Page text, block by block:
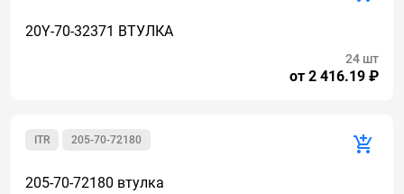
20Y-70-32371 ВТУЛКА
от 2 416.19 ₽
24 шт
205-70-72180
ITR
205-70-72180 втулка